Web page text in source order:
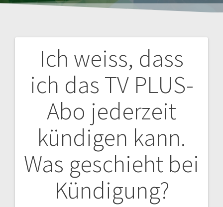
Ich weiss, dass
ich das TV PLUS-
Abo jederzeit
kündigen kann.
Was geschieht bei
Kündigung?
Post
navigation